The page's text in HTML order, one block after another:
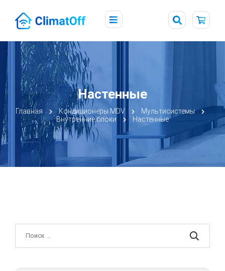
Настенные
Главная Кондиционеры MDV
Мультисистемы
Внутренние блоки
Настенные